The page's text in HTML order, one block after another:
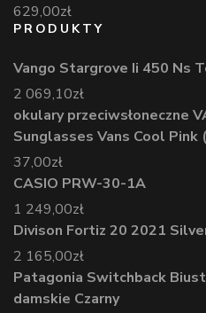
629,00zł
PRODUKTY
Vango Stargrove Ii 450 Ns
2 069,10zł
okulary przeciwsłoneczne
Sunglasses Vans Cool Pink
37,00zł
CASIO PRW-30-1A
1 249,00zł
Divison Fortiz 20 2021
2 165,00zł
Patagonia Switchback
damskie Czarny